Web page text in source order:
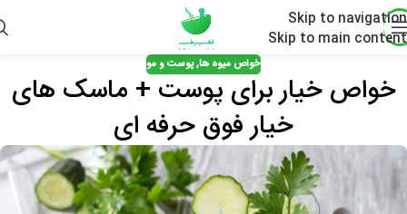
Skip to navigation
Skip to main content
خواص میوه ها,پوست و مو
خواص خیار برای پوست + ماسک های
خیار فوق حرفه ای